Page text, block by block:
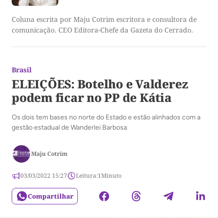
Coluna escrita por Maju Cotrim escritora e consultora de
comunicação. CEO Editora-Chefe da Gazeta do Cerrado.
Brasil
ELEIÇÕES: Botelho e Valderez
podem ficar no PP de Kátia
Os dois tem bases no norte do Estado e estão alinhados com a
gestão estadual de Wanderlei Barbosa
Maju Cotrim
03/03/2022 15:27 Leitura:1Minuto
Compartilhar